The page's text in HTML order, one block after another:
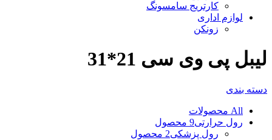
کارتریج سامسونگ
لوازم اداری
زونکن
لیبل پی وی سی 21*31
دسته بندی
All محصولات
رول حرارتی9 محصول
رول پزشکی2 محصول